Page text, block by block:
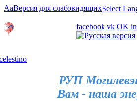
AaВерсия для слабовидящихSelect
facebook vk OK
РУП
Вам - наша